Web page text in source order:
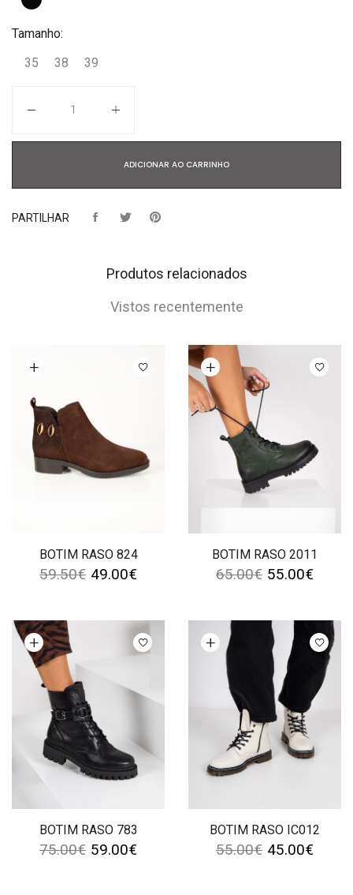
Tamanho:
35
38 39
ADICIONAR AO CARRINHO
PARTILHAR
Produtos relacionados
Vistos recentemente
BOTIM RASO 824
opções
59.50€ 49.00€
BOTIM RASO 2011
Ver opções
65.00€ 55.00€
BOTIM RASO 783
opções
75.00€ 59.00€
BOTIM RASO IC012
Ver opções
55.00€ 45.00€